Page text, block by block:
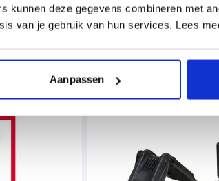
kunnen deze gegevens combineren met
van je gebruik van hun services. Lees
Aanpassen